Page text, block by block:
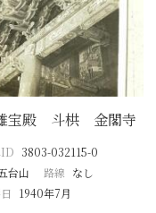
宝殿 斗栱 金閣寺
3803-032115-0
台山 路線 なし
1940年7月